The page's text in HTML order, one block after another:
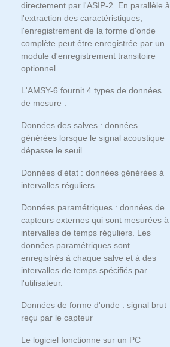
directement par l'ASIP-2. En parallèle à
l'extraction des caractéristiques,
l'enregistrement de la forme d'onde
complète peut être enregistrée par un
module d'enregistrement transitoire
optionnel.
L'AMSY-6 fournit 4 types de données
de mesure :
Données des salves : données
générées lorsque le signal acoustique
dépasse le seuil
Données d'état : données générées à
intervalles réguliers
Données paramétriques : données de
capteurs externes qui sont mesurées à
intervalles de temps réguliers. Les
données paramétriques sont
enregistrés à chaque salve et à des
intervalles de temps spécifiés par
l'utilisateur.
Données de forme d'onde : signal brut
reçu par le capteur
Le logiciel fonctionne sur un PC